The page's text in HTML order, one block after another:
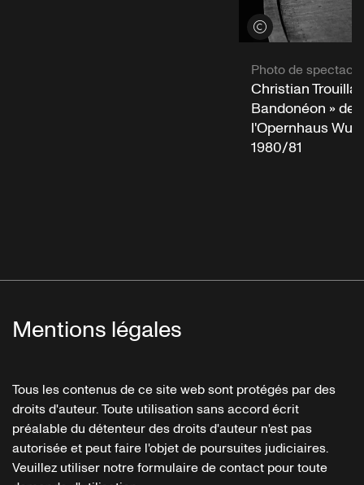
Voir les crédits
Photo de spectacle
Christian
Bandonéon » de
l'Opernhaus
1980/81
Mentions légales
Tous les contenus de ce site web sont protégés par des
droits d'auteur. Toute utilisation sans accord écrit
préalable du détenteur des droits d'auteur n'est pas
autorisée et peut faire l'objet de poursuites judiciaires.
Veuillez utiliser notre formulaire de contact pour toute